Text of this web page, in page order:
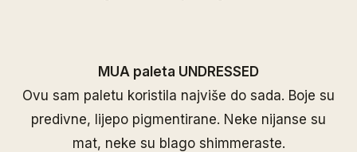
MUA paleta UNDRESSED
Ovu sam paletu koristila najviše do sada. Boje su
predivne, lijepo pigmentirane. Neke nijanse su
mat, neke su blago shimmeraste.